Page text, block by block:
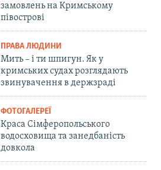
замовлень на Кримському
півострові
ПРАВА ЛЮДИНИ
Мить – і ти шпигун. Як у
кримських судах розглядають
звинувачення в держзраді
ФОТОГАЛЕРЕЇ
Краса Сімферопольського
водосховища та занедбаність
довкола